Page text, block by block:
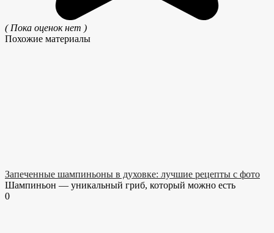
( Пока оценок нет )
Похожие материалы
Запеченные шампиньоны в духовке: лучшие рецепты с фото
Шампиньон — уникальный гриб, который можно есть
0